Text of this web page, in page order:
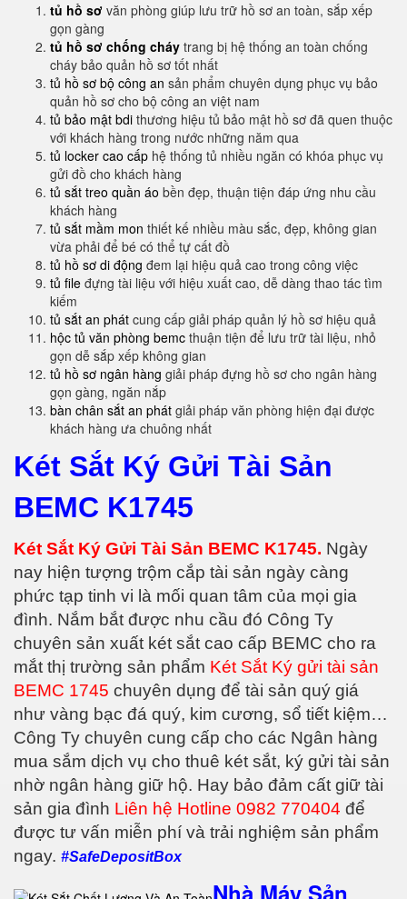
tủ hồ sơ văn phòng giúp lưu trữ hồ sơ an toàn, sắp xếp
gọn gàng
tủ hồ sơ chống cháy trang bị hệ thống an toàn chống
cháy bảo quản hồ sơ tốt nhất
tủ hồ sơ bộ công an sản phẩm chuyên dụng phục vụ bảo
quản hồ sơ cho bộ công an việt nam
tủ bảo mật bdi thương hiệu tủ bảo mật hồ sơ đã quen thuộc
với khách hàng trong nước những năm qua
tủ locker cao cấp hệ thống tủ nhiều ngăn có khóa phục vụ
gửi đồ cho khách hàng
tủ sắt treo quần áo bền đẹp, thuận tiện đáp ứng nhu cầu
khách hàng
tủ sắt mầm mon thiết kế nhiều màu sắc, đẹp, không gian
vừa phải để bé có thể tự cất đồ
tủ hồ sơ di động đem lại hiệu quả cao trong công việc
tủ file đựng tài liệu với hiệu xuất cao, dễ dàng thao tác tìm
kiếm
tủ sắt an phát cung cấp giải pháp quản lý hồ sơ hiệu quả
hộc tủ văn phòng bemc thuận tiện để lưu trữ tài liệu, nhỏ
gọn dễ sắp xếp không gian
tủ hồ sơ ngân hàng giải pháp đựng hồ sơ cho ngân hàng
gọn gàng, ngăn nắp
bàn chân sắt an phát giải pháp văn phòng hiện đại được
khách hàng ưa chuông nhất
Két Sắt Ký Gửi Tài Sản
BEMC K1745
Két Sắt Ký Gửi Tài Sản BEMC K1745. Ngày
nay hiện tượng trộm cắp tài sản ngày càng
phức tạp tinh vi là mối quan tâm của mọi gia
đình. Nắm bắt được nhu cầu đó Công Ty
chuyên sản xuất két sắt cao cấp BEMC cho ra
mắt thị trường sản phẩm Két Sắt Ký gửi tài sản
BEMC 1745 chuyên dụng để tài sản quý giá
như vàng bạc đá quý, kim cương, sổ tiết kiệm…
Công Ty chuyên cung cấp cho các Ngân hàng
mua sắm dịch vụ cho thuê két sắt, ký gửi tài sản
nhờ ngân hàng giữ hộ. Hay bảo đảm cất giữ tài
sản gia đình Liên hệ Hotline 0982 770404 để
được tư vấn miễn phí và trải nghiệm sản phẩm
ngay. #SafeDepositBox
Nhà Máy Sản